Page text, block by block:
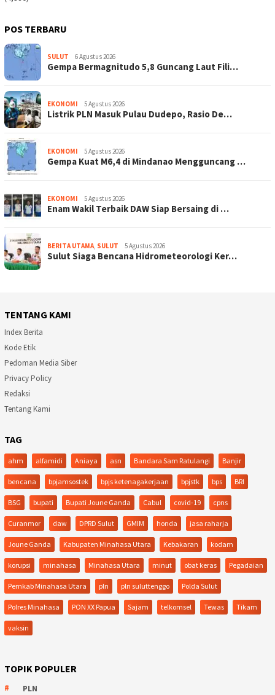
POS TERBARU
SULUT 6 Agustus 2026
Gempa Bermagnitudo 5,8 Guncang Laut Fili…
EKONOMI 5 Agustus 2026
Listrik PLN Masuk Pulau Dudepo, Rasio De…
EKONOMI 5 Agustus 2026
Gempa Kuat M6,4 di Mindanao Mengguncang …
EKONOMI 5 Agustus 2026
Enam Wakil Terbaik DAW Siap Bersaing di …
BERITA UTAMA SULUT 5 Agustus 2026
Sulut Siaga Bencana Hidrometeorologi Ker…
TENTANG KAMI
Index Berita
Kode Etik
Pedoman Media Siber
Privacy Policy
Redaksi
Tentang Kami
TAG
ahm alfamidi Aniaya asn Bandara Sam Ratulangi Banjir
bencana bpjamsostek bpjs ketenagakerjaan bpjstk bps BRI
BSG bupati Bupati Joune Ganda Cabul covid-19 cpns
Curanmor daw DPRD Sulut GMIM honda jasa raharja
Joune Ganda Kabupaten Minahasa Utara Kebakaran kodam
korupsi minahasa Minahasa Utara minut obat keras Pegadaian
Pemkab Minahasa Utara pln pln suluttenggo Polda Sulut
Polres Minahasa PON XX Papua Sajam telkomsel Tewas Tikam
vaksin
TOPIK POPULER
PLN